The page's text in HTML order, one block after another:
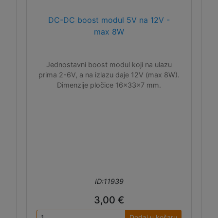
DC-DC boost modul 5V na 12V -
max 8W
Jednostavni boost modul koji na ulazu
prima 2-6V, a na izlazu daje 12V (max 8W).
Dimenzije pločice 16x33x7 mm.
ID:11939
3,00 €